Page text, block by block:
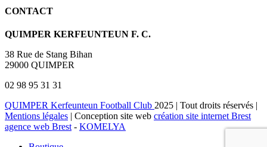
CONTACT
QUIMPER KERFEUNTEUN F. C.
38 Rue de Stang Bihan
29000 QUIMPER
02 98 95 31 31
QUIMPER Kerfeunteun Football Club 2025 | Tout droits réservés |
Mentions légales | Conception site web création site internet Brest
agence web Brest - KOMELYA